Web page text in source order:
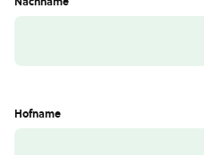
Hofname